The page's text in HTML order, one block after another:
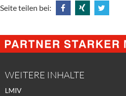
Seite teilen bei:
@
Facebook
@
Xing
@
Twitter
WEITERE INHALTE
LMIV